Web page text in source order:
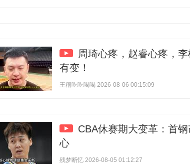
周琦心疼，赵睿心疼，
有变！
王稱吃吃喝喝 2026-08-06 00:15:09
CBA休赛期大变革：首
心
残梦断忆 2026-08-05 01:12:27